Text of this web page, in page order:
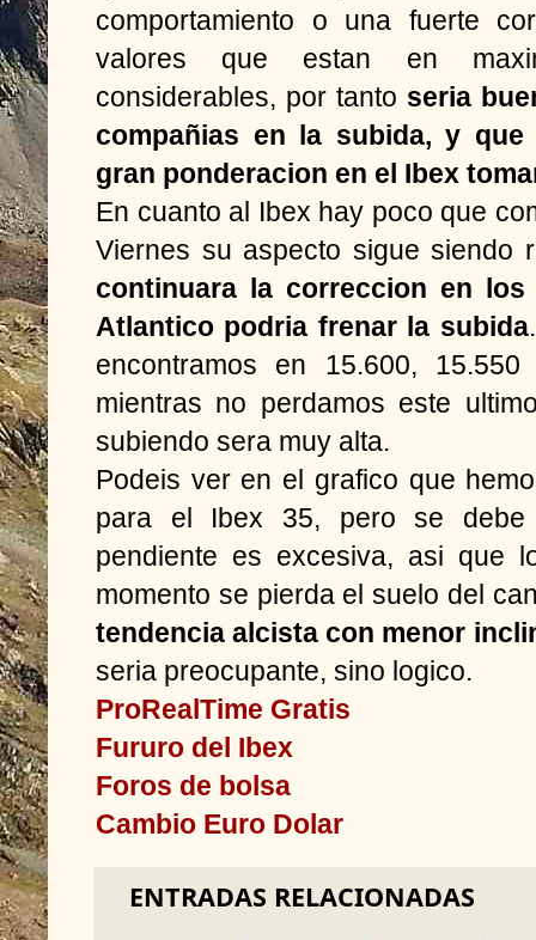
comportamiento o una fuerte
valores que estan en
considerables, por tanto seria
compañias en la subida, y
gran ponderacion en el Ibex
En cuanto al Ibex hay poco que
Viernes su aspecto sigue siendo
continuara la correccion en
Atlantico podria frenar la subida
encontramos en 15.600,
mientras no perdamos este
subiendo sera muy alta.
Podeis ver en el grafico que
para el Ibex 35, pero se
pendiente es excesiva, asi que
momento se pierda el suelo del
tendencia alcista con menor
seria preocupante, sino logico.
ProRealTime Gratis
Fururo del Ibex
Foros de bolsa
Cambio Euro Dolar
ENTRADAS RELACIONADAS